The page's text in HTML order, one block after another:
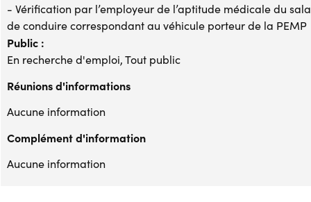
- Vérification par l’employeur de l’aptitude médicale du
de conduire correspondant au véhicule porteur de la PEMP
Public :
En recherche d'emploi, Tout public
Réunions d'informations
Aucune information
Complément d'information
Aucune information